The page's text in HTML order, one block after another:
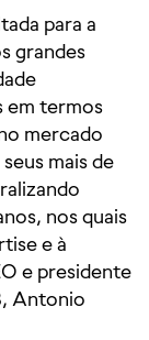
para a
grandes
em termos
mercado
mais de
nos quais
e à
e presidente
Antonio